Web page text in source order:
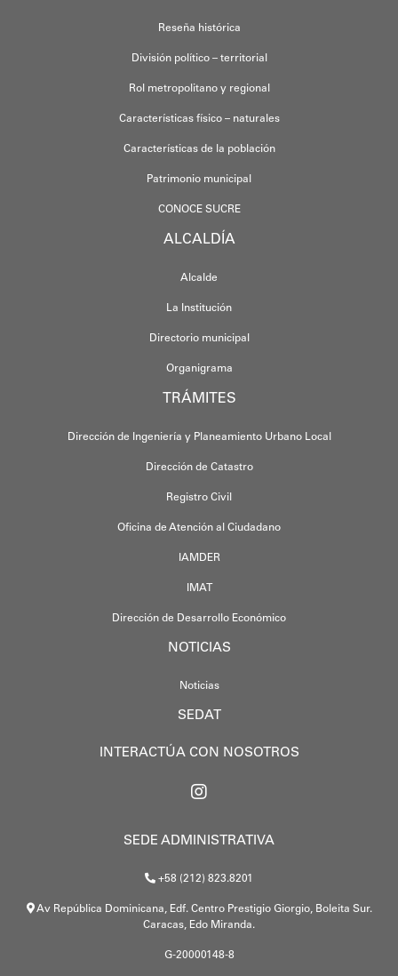
Reseña histórica
División político – territorial
Rol metropolitano y regional
Características físico – naturales
Características de la población
Patrimonio municipal
CONOCE SUCRE
ALCALDÍA
Alcalde
La Institución
Directorio municipal
Organigrama
TRÁMITES
Dirección de Ingeniería y Planeamiento Urbano Local
Dirección de Catastro
Registro Civil
Oficina de Atención al Ciudadano
IAMDER
IMAT
Dirección de Desarrollo Económico
NOTICIAS
Noticias
SEDAT
INTERACTÚA CON NOSOTROS
SEDE ADMINISTRATIVA
+58 (212) 823.8201
Av República Dominicana, Edf. Centro Prestigio Giorgio, Boleita Sur.
Caracas, Edo Miranda.
G-20000148-8